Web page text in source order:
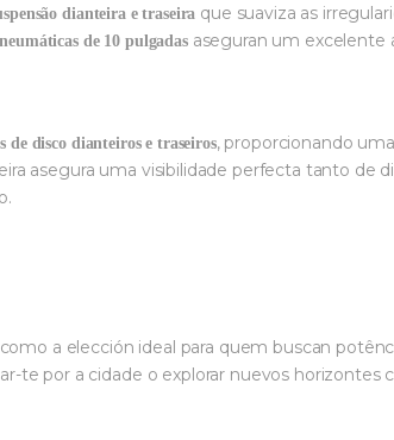
dianteira e traseira que suaviza as
de 10 pulgadasaseguran um excelente
de disco dianteiros e traseiros, proporcionando
asegura uma visibilidade perfecta tanto de
a elección ideal para quem buscan
te por a cidade o explorar nuevos horizontes